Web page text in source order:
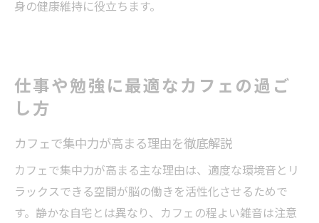
身の健康維持に役立ちます。
仕事や勉強に最適なカフェの過ご
し方
カフェで集中力が高まる理由を徹底解説
カフェで集中力が高まる主な理由は、適度な環境音とリ
ラックスできる空間が脳の働きを活性化させるためで
す。静かな自宅とは異なり、カフェの程よい雑音は注意